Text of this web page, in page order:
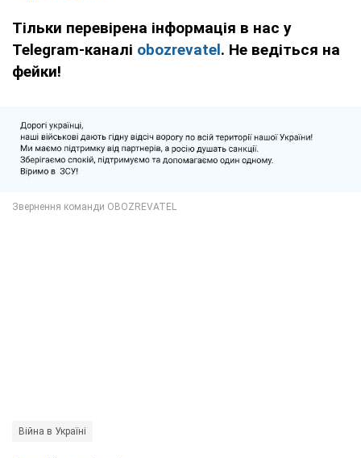
Тільки перевірена інформація в нас у
Telegram-каналі obozrevatel. Не ведіться на
фейки!
Війна в Україні